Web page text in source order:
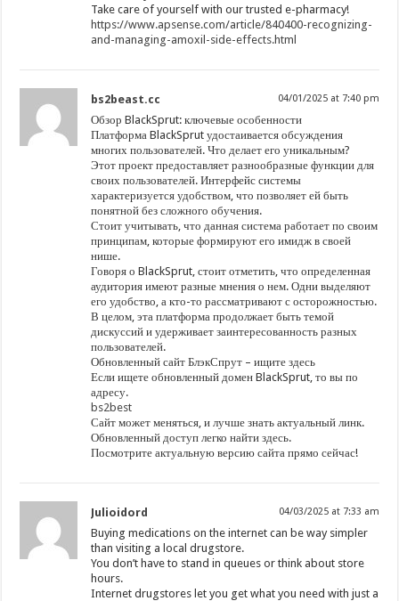
Take care of yourself with our trusted e-pharmacy!
https://www.apsense.com/article/840400-recognizing-
and-managing-amoxil-side-effects.html
bs2beast.cc 04/01/2025 at 7:40 pm
Обзор BlackSprut: ключевые особенности
Платформа BlackSprut удостаивается обсуждения
многих пользователей. Что делает его уникальным?
Этот проект предоставляет разнообразные функции для
своих пользователей. Интерфейс системы
характеризуется удобством, что позволяет ей быть
понятной без сложного обучения.
Стоит учитывать, что данная система работает по своим
принципам, которые формируют его имидж в своей
нише.
Говоря о BlackSprut, стоит отметить, что определенная
аудитория имеют разные мнения о нем. Одни выделяют
его удобство, а кто-то рассматривают с осторожностью.
В целом, эта платформа продолжает быть темой
дискуссий и удерживает заинтересованность разных
пользователей.
Обновленный сайт БлэкСпрут – ищите здесь
Если ищете обновленный домен BlackSprut, то вы по
адресу.
bs2best
Сайт может меняться, и лучше знать актуальный линк.
Обновленный доступ легко найти здесь.
Посмотрите актуальную версию сайта прямо сейчас!
Julioidord 04/03/2025 at 7:33 am
Buying medications on the internet can be way simpler
than visiting a local drugstore.
You don’t have to stand in queues or think about store
hours.
Internet drugstores let you get what you need with just a